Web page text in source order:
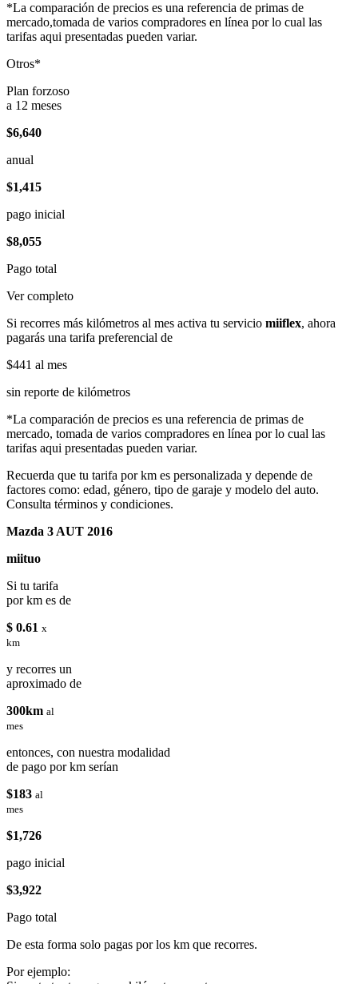
*La comparación de precios es una referencia de primas de
mercado,tomada de varios compradores en línea por lo cual las
tarifas aqui presentadas pueden variar.
Otros*
Plan forzoso
a 12 meses
$6,640
anual
$1,415
pago inicial
$8,055
Pago total
Ver completo
Si recorres más kilómetros al mes activa tu servicio miiflex, ahora
pagarás una tarifa preferencial de
$441 al mes
sin reporte de kilómetros
*La comparación de precios es una referencia de primas de
mercado, tomada de varios compradores en línea por lo cual las
tarifas aqui presentadas pueden variar.
Recuerda que tu tarifa por km es personalizada y depende de
factores como: edad, género, tipo de garaje y modelo del auto.
Consulta términos y condiciones.
Mazda 3 AUT 2016
miituo
Si tu tarifa
por km es de
$ 0.61 x
km
y recorres un
aproximado de
300km al
mes
entonces, con nuestra modalidad
de pago por km serían
$183 al
mes
$1,726
pago inicial
$3,922
Pago total
De esta forma solo pagas por los km que recorres.
Por ejemplo: